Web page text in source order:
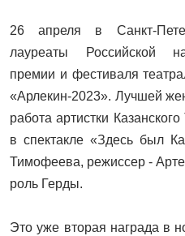
26 апреля в Санкт-
лауреаты Российской
премии и фестиваля
«Арлекин-2023». Лучшей
работа артистки
в спектакле «Здесь был
Тимофеева, режиссер -
роль Герды.
Это уже вторая награда в